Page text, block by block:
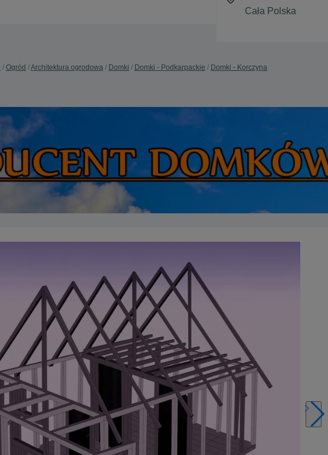
Ogród Architektura ogrodowa Domki Domki - Podkarpackie Domki - Korczyna